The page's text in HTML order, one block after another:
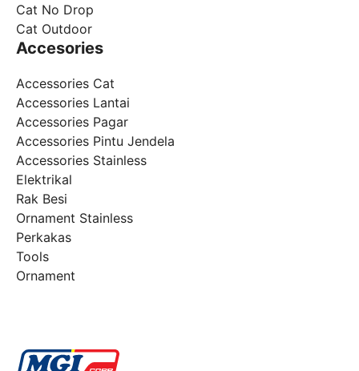
Cat No Drop
Cat Outdoor
Accesories
Accessories Cat
Accessories Lantai
Accessories Pagar
Accessories Pintu Jendela
Accessories Stainless
Elektrikal
Rak Besi
Ornament Stainless
Perkakas
Tools
Ornament